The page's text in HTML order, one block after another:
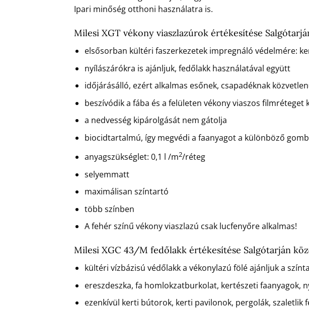
Ipari minőség otthoni használatra is.
Milesi XGT vékony viaszlazúrok értékesítése
elsősorban kültéri faszerkezetek impregnáló védelmére:
nyílászárókra is ajánljuk, fedőlakk használatával együtt
időjárásálló, ezért alkalmas esőnek, csapadéknak
beszívódik a fába és a felületen vékony viaszos filmréteget
a nedvesség kipárolgását nem gátolja
biocidtartalmú, így megvédi a faanyagot a különböző
anyagszükséglet: 0,1 l /m2/réteg
selyemmatt
maximálisan színtartó
több színben
A fehér színű vékony viaszlazú csak lucfenyőre alkalmas!
Milesi XGC 43/M fedőlakk értékesítése Salgótarján
kültéri vízbázisú védőlakk a vékonylazú fölé ajánljuk a
ereszdeszka, fa homlokzatburkolat, kertészeti faanyagok,
ezenkívül kerti bútorok, kerti pavilonok, pergolák, szaletlik